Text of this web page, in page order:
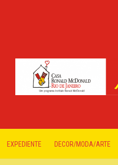
EXPEDIENTE DECOR/MODA/ARTE